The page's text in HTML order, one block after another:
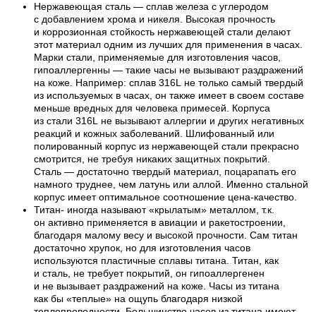
Нержавеющая сталь — сплав железа с углеродом
с добавлением хрома и никеля. Высокая прочность
и коррозионная стойкость нержавеющей стали делают
этот материал одним из лучших для применения в часах.
Марки стали, применяемые для изготовления часов,
гипоаллергенны — такие часы не вызывают раздражений
на коже. Например: сплав 316L не только самый твердый
из используемых в часах, он также имеет в своем составе
меньше вредных для человека примесей. Корпуса
из стали 316L не вызывают аллергии и других негативных
реакций и кожных заболеваний. Шлифованный или
полированный корпус из нержавеющей стали прекрасно
смотрится, не требуя никаких защитных покрытий.
Сталь — достаточно твердый материал, поцарапать его
намного труднее, чем латунь или аллой. Именно стальной
корпус имеет оптимальное соотношение цена-качество.
Титан- иногда называют «крылатым» металлом, т.к.
он активно применяется в авиации и ракетостроении,
благодаря малому весу и высокой прочности. Сам титан
достаточно хрупок, но для изготовления часов
используются пластичные сплавы титана. Титан, как
и сталь, не требует покрытий, он гипоаллергенен
и не вызывает раздражений на коже. Часы из титана
как бы «теплые» на ощупь благодаря низкой